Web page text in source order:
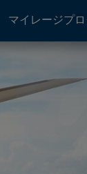
マイレージプ